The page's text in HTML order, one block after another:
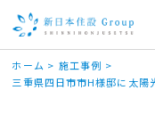
ホーム > 施工事例 >
三重県四日市市H様邸に太陽